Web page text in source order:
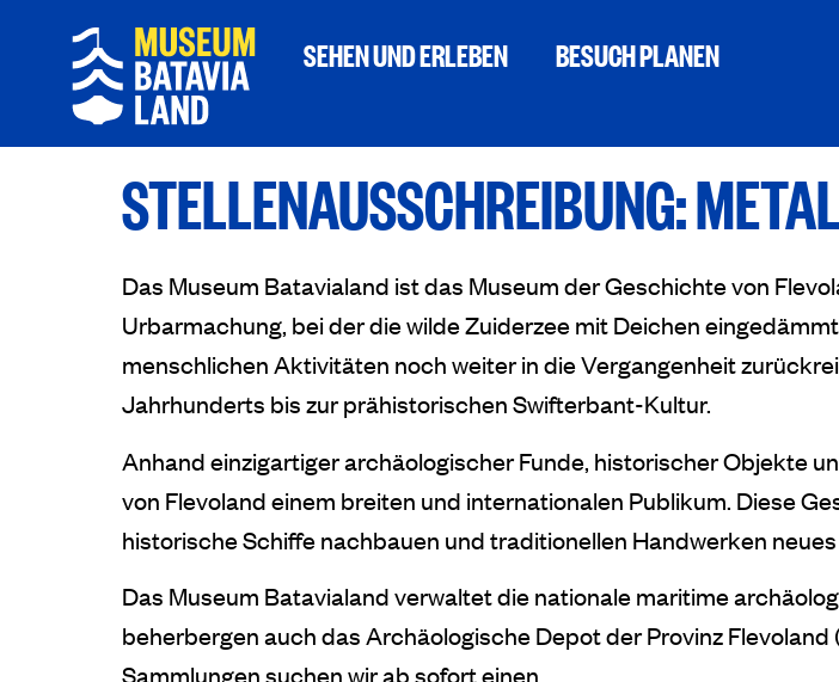
SEHEN UND ERLEBEN BESUCH PLANEN
STELLENAUSSCHREIBUNG:
Das Museum Batavialand ist das Museum der Geschichte von
Urbarmachung, bei der die wilde Zuiderzee mit Deichen
menschlichen Aktivitäten noch weiter in die Vergangenheit
Jahrhunderts bis zur prähistorischen Swifterbant-Kultur.
Anhand einzigartiger archäologischer Funde, historischer Objekte
von Flevoland einem breiten und internationalen Publikum. Diese
historische Schiffe nachbauen und traditionellen Handwerken
Das Museum Batavialand verwaltet die nationale maritime
beherbergen auch das Archäologische Depot der Provinz
Sammlungen suchen wir ab sofort einen